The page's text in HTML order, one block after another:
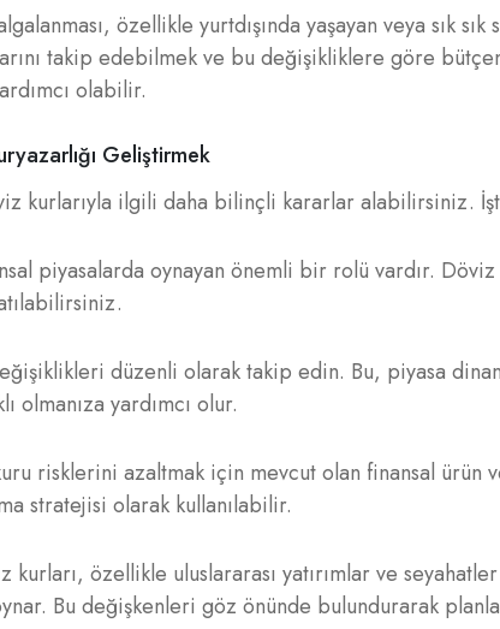
özellikle yurtdışında yaşayan veya sık
takip edebilmek ve bu değişikliklere göre
olabilir.
Geliştirmek
kurlarıyla ilgili daha bilinçli kararlar alabilirsiniz.
piyasalarda oynayan önemli bir rolü vardır. Döviz
düzenli olarak takip edin. Bu, piyasa
olmanıza yardımcı olur.
risklerini azaltmak için mevcut olan finansal
stratejisi olarak kullanılabilir.
kurları, özellikle uluslararası yatırımlar ve
Bu değişkenleri göz önünde bulundurarak